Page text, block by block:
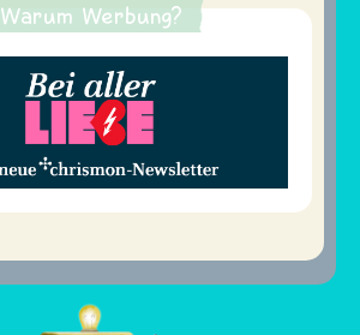
Warum Werbung?